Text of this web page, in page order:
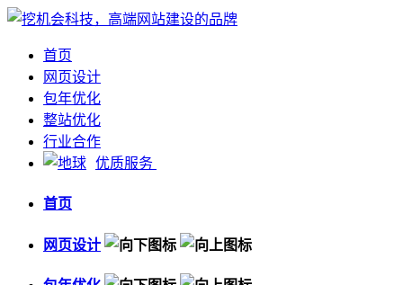
首页
网页设计
包年优化
整站优化
行业合作
优质服务
首页
网页设计